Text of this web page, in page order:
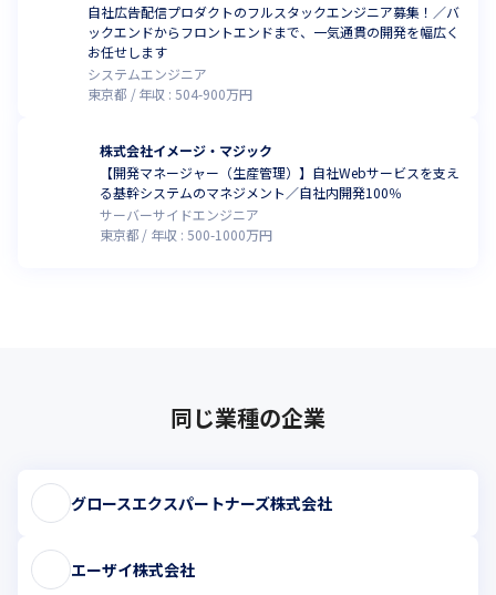
自社広告配信プロダクトのフルスタックエンジニア募集！／バ
ックエンドからフロントエンドまで、一気通貫の開発を幅広く
お任せします
システムエンジニア
東京都
年収 :504-900万円
株式会社イメージ・マジック
【開発マネージャー（生産管理）】自社Webサービスを支え
る基幹システムのマネジメント／自社内開発100％
サーバーサイドエンジニア
東京都
年収 : 500-1000万円
同じ業種の企業
グロースエクスパートナーズ株式会社
エーザイ株式会社